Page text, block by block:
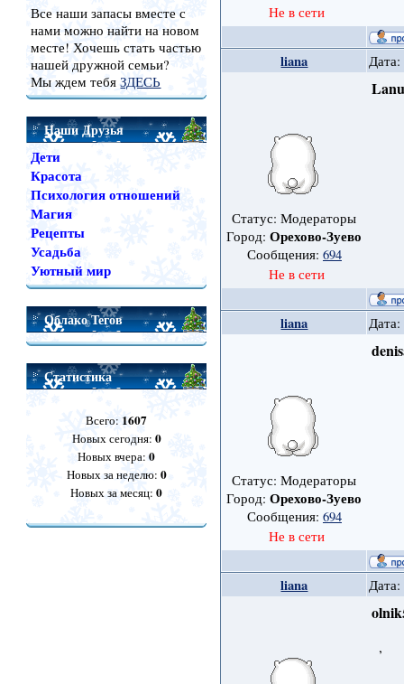
Все наши запасы вместе с
нами можно найти на новом
месте! Хочешь стать частью
нашей дружной семьи?
Мы ждем тебяЗДЕСЬ
Наши Друзья
Дети
Красота
Психология отношений
Магия
Рецепты
Усадьба
Уютный мир
Облако Тегов
Статистика
Всего: 1607
Новых сегодня: 0
Новых вчера:0
Новых за неделю: 0
Новых за месяц:0
Не в сети
liana Дата:
Статус: Модераторы
Город:Орехово-Зуево
Сообщения: 694
Не в сети
liana Дата:
Статус: Модераторы
Город:Орехово-Зуево
Сообщения: 694
Не в сети
liana Дата:
,